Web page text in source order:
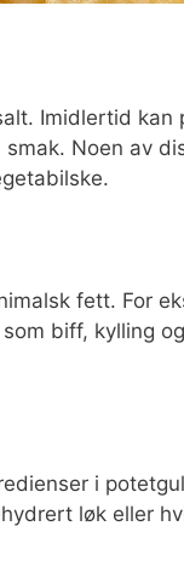
Imidlertid
Noen av
fett. For
biff, kylling
i
løk eller